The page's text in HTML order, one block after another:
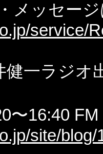
メッセー
service/
健一ラジオ
〜16:40
site/blog/